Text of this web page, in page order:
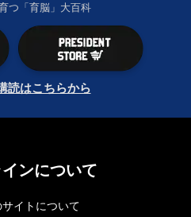
つ「育脳」大百科
読はこちらから
ンについて
サイトについて